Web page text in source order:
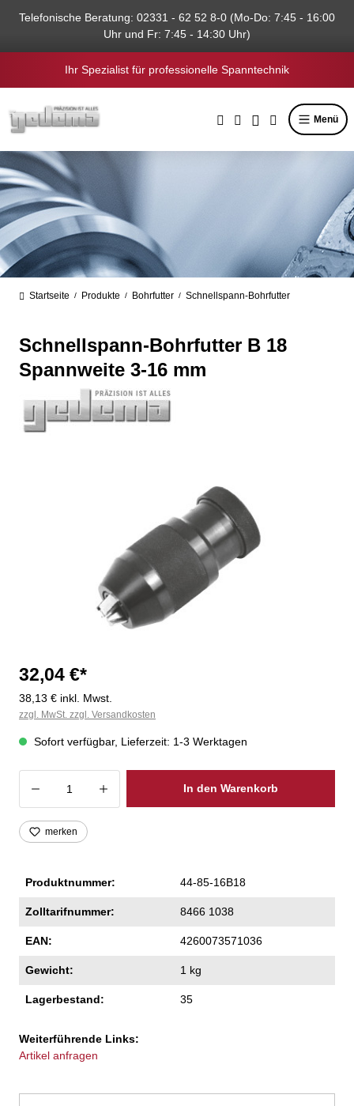
springen
Telefonische Beratung: 02331 - 62 52 8-0 (Mo-Do: 7:45 - 16:00
Uhr und Fr: 7:45 - 14:30 Uhr)
Ihr Spezialist für professionelle Spanntechnik
Menü
Startseite / Produkte / Bohrfutter / Schnellspann-Bohrfutter
Schnellspann-Bohrfutter B 18
Spannweite 3-16 mm
32,04 €*
38,13 € inkl. Mwst.
zzgl. MwSt. zzgl. Versandkosten
Sofort verfügbar, Lieferzeit: 1-3 Werktagen
Produkt Anzahl: Gib den gewünschten
In den Warenkorb
merken
Produktnummer: 44-85-16B18
Zolltarifnummer: 8466 1038
EAN: 4260073571036
Gewicht: 1 kg
Lagerbestand: 35
Weiterführende Links:
Artikel anfragen